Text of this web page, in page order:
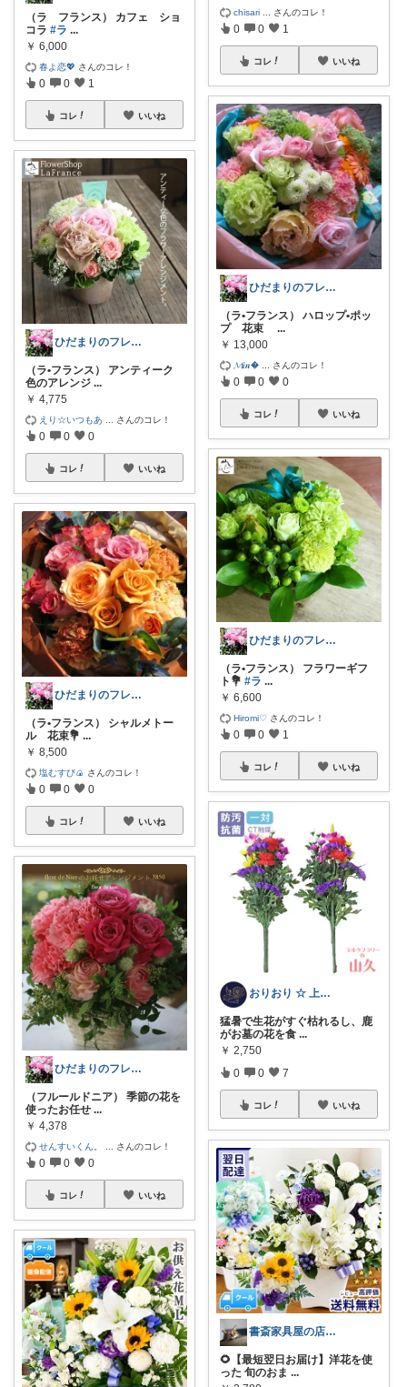
（ラ フランス） カフェ ショ
コラ #ラ ...
￥ 6,000
春よ恋💖 さんのコレ！
0 0 1
コレ いいね
ひだまりのフレンチ🩷ガーデン
（ラ•フランス） アンティーク
色のアレンジ ...
￥ 4,775
えり☆いつもあ さんのコレ！
0 0 0
コレ いいね
ひだまりのフレンチ🩷ガーデン
（ラ•フランス） シャルメトー
ル 花束💐 ...
￥ 8,500
塩むすび🍙 さんのコレ！
0 0 0
コレ いいね
ひだまりのフレンチ🩷ガーデン
（フルールドニア） 季節の花を
使ったお任せ ...
￥ 4,378
せんすいくん。 さんのコレ！
0 0 0
コレ いいね
chisari さんのコレ！
0 0 1
コレ いいね
ひだまりのフレンチ🩷ガーデン
（ラ•フランス） ハロップ•ポッ
プ 花束
...
￥ 13,000
𝓜𝒊𝒏 さんのコレ！
0 0 0
コレ いいね
ひだまりのフレンチ🩷ガーデン
（ラ•フランス） フラワーギフ
ト💐 #ラ ...
￥ 6,600
Hiromi♡ さんのコレ！
0 0 1
コレ いいね
おりおり ☆ 上限🙏
猛暑で生花がすぐ枯れるし、鹿
がお墓の花を食 ...
￥ 2,750
0 0 7
コレ いいね
書斎家具屋の店長奥田
🌻【最短翌日お届け】洋花を使
った 旬のおま ...